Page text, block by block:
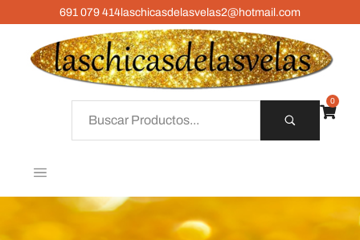
691 079 414laschicasdelasvelas2@hotmail.com
0